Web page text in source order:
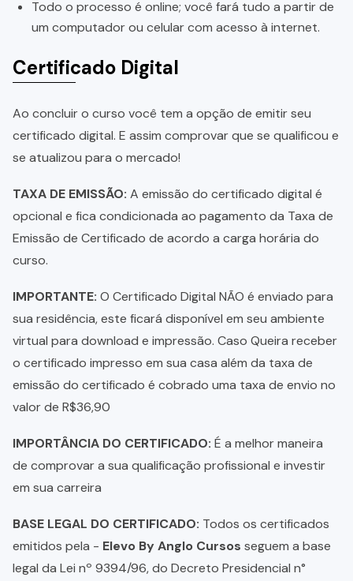
Todo o processo é online; você fará tudo a partir de
um computador ou celular com acesso à internet.
Certificado Digital
Ao concluir o curso você tem a opção de emitir seu
certificado digital. E assim comprovar que se qualificou e
se atualizou para o mercado!
TAXA DE EMISSÃO: A emissão do certificado digital é
opcional e fica condicionada ao pagamento da Taxa de
Emissão de Certificado de acordo a carga horária do
curso.
IMPORTANTE: O Certificado Digital NÃO é enviado para
sua residência, este ficará disponível em seu ambiente
virtual para download e impressão. Caso Queira receber
o certificado impresso em sua casa além da taxa de
emissão do certificado é cobrado uma taxa de envio no
valor de R$36,90
IMPORTÂNCIA DO CERTIFICADO: É a melhor maneira
de comprovar a sua qualificação profissional e investir
em sua carreira
BASE LEGAL DO CERTIFICADO: Todos os certificados
emitidos pela - Elevo By Anglo Cursos seguem a base
legal da Lei nº 9394/96, do Decreto Presidencial n°